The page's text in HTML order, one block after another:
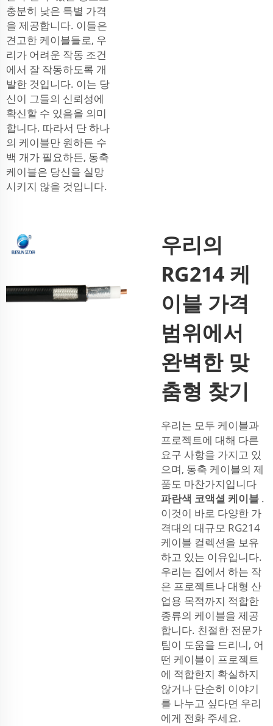
충분히 낮은 특별 가격
을 제공합니다. 이들은
견고한 케이블들로, 우
리가 어려운 작동 조건
에서 잘 작동하도록 개
발한 것입니다. 이는 당
신이 그들의 신뢰성에
확신할 수 있음을 의미
합니다. 따라서 단 하나
의 케이블만 원하든 수
백 개가 필요하든, 동축
케이블은 당신을 실망
시키지 않을 것입니다.
우리의
RG214 케
이블 가격
범위에서
완벽한 맞
춤형 찾기
우리는 모두 케이블과
프로젝트에 대해 다른
요구 사항을 가지고 있
으며, 동축 케이블의 제
품도 마찬가지입니다
파란색 코액셜 케이블 .
이것이 바로 다양한 가
격대의 대규모 RG214
케이블 컬렉션을 보유
하고 있는 이유입니다.
우리는 집에서 하는 작
은 프로젝트나 대형 산
업용 목적까지 적합한
종류의 케이블을 제공
합니다. 친절한 전문가
팀이 도움을 드리니, 어
떤 케이블이 프로젝트
에 적합한지 확실하지
않거나 단순히 이야기
를 나누고 싶다면 우리
에게 전화 주세요.